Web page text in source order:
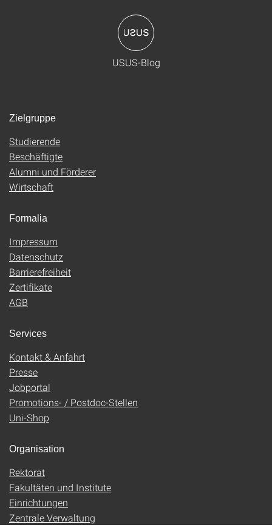
USUS-Blog
Zielgruppe
Studierende
Beschäftigte
Alumni und Förderer
Wirtschaft
Formalia
Impressum
Datenschutz
Barrierefreiheit
Zertifikate
AGB
Services
Kontakt & Anfahrt
Presse
Jobportal
Promotions- / Postdoc-Stellen
Uni-Shop
Organisation
Rektorat
Fakultäten und Institute
Einrichtungen
Zentrale Verwaltung